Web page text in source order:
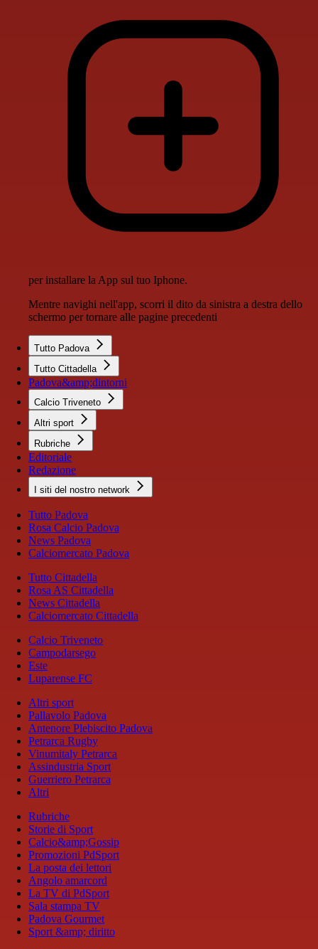
per installare la App sul tuo Iphone.
Mentre navighi nell'app, scorri il dito da sinistra a destra dello
schermo per tornare alle pagine precedenti
Tutto Padova
Tutto Cittadella
Padova&amp;dintorni
Calcio Triveneto
Altri sport
Rubriche
Editoriale
Redazione
I siti del nostro network
Tutto Padova
Rosa Calcio Padova
News Padova
Calciomercato Padova
Tutto Cittadella
Rosa AS Cittadella
News Cittadella
Calciomercato Cittadella
Calcio Triveneto
Campodarsego
Este
Luparense FC
Altri sport
Pallavolo Padova
Antenore Plebiscito Padova
Petrarca Rugby
Vinumitaly Petrarca
Assindustria Sport
Guerriero Petrarca
Altri
Rubriche
Storie di Sport
Calcio&amp;Gossip
Promozioni PdSport
La posta dei lettori
Angolo amarcord
La TV di PdSport
Sala stampa TV
Padova Gourmet
Sport &amp; diritto